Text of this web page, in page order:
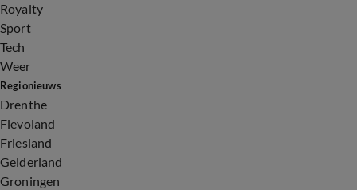
Royalty
Sport
Tech
Weer
Regionieuws
Drenthe
Flevoland
Friesland
Gelderland
Groningen